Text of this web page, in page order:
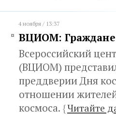
4 ноября / 13:37
ВЦИОМ: Граждане
Всероссийский
(ВЦИОМ)
преддверии Дня
отношении
космоса. {Читайте